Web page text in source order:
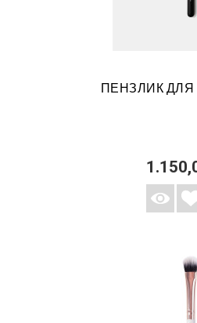
ПЕНЗЛИК ДЛЯ